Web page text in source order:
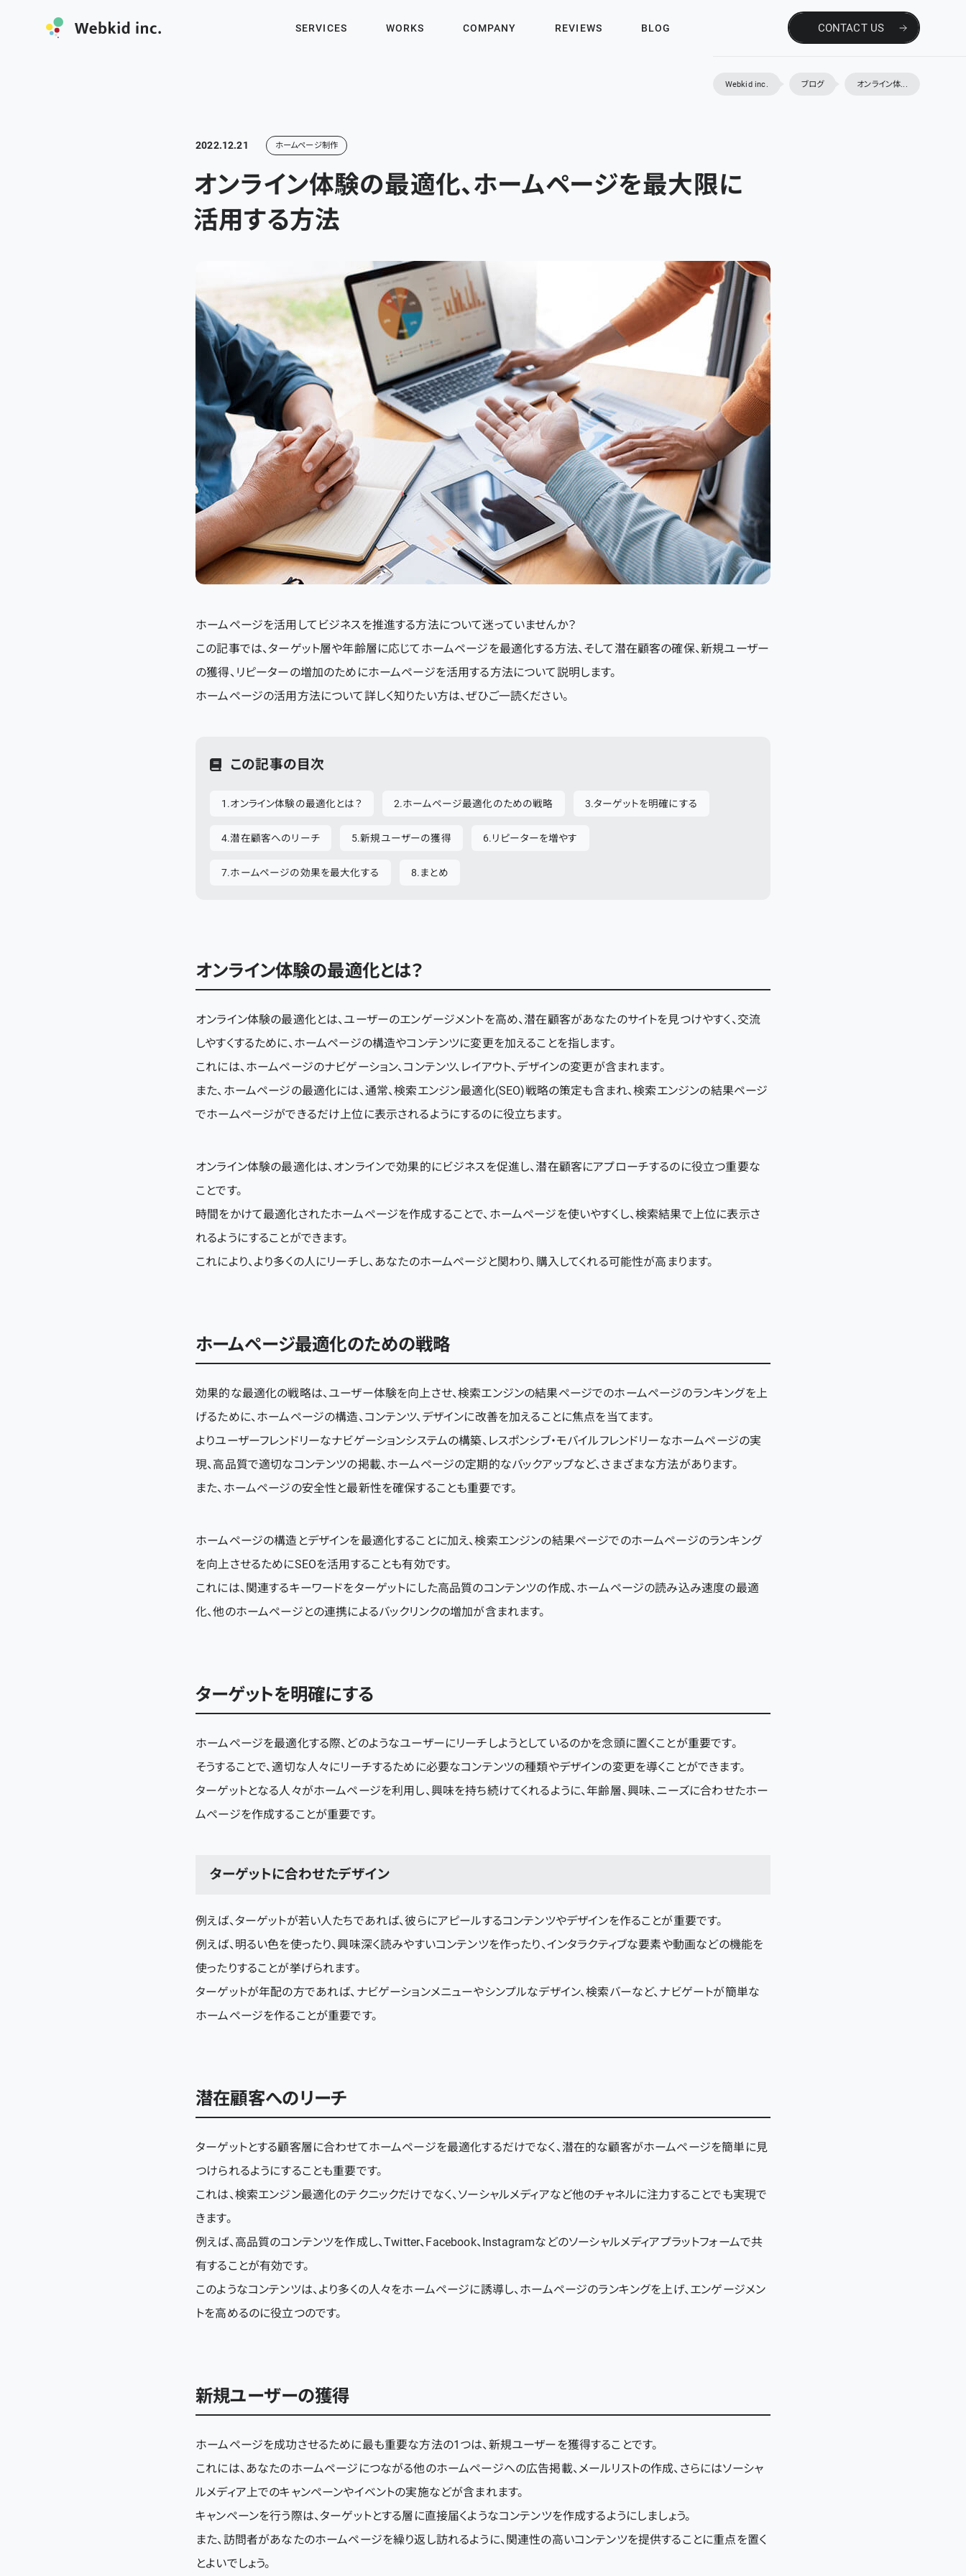
SERVICES WORKS COMPANY REVIEWS BLOG CONTACT US
Webkid inc. ブログ オンライン体...
2022.12.21 ホームページ制作
オンライン体験の最適化、ホームページを最大限に
活用する方法
ホームページを活用してビジネスを推進する方法について迷っていませんか？
この記事では、ターゲット層や年齢層に応じてホームページを最適化する方法、そして潜在顧客の確保、新規ユーザー
の獲得、リピーターの増加のためにホームページを活用する方法について説明します。
ホームページの活用方法について詳しく知りたい方は、ぜひご一読ください。
この記事の目次
オンライン体験の最適化とは？ ホームページ最適化のための戦略 ターゲットを明確にする
潜在顧客へのリーチ 新規ユーザーの獲得 リピーターを増やす
ホームページの効果を最大化する まとめ
オンライン体験の最適化とは？
オンライン体験の最適化とは、ユーザーのエンゲージメントを高め、潜在顧客があなたのサイトを見つけやすく、交流
しやすくするために、ホームページの構造やコンテンツに変更を加えることを指します。
これには、ホームページのナビゲーション、コンテンツ、レイアウト、デザインの変更が含まれます。
また、ホームページの最適化には、通常、検索エンジン最適化(SEO)戦略の策定も含まれ、検索エンジンの結果ページ
でホームページができるだけ上位に表示されるようにするのに役立ちます。
オンライン体験の最適化は、オンラインで効果的にビジネスを促進し、潜在顧客にアプローチするのに役立つ重要な
ことです。
時間をかけて最適化されたホームページを作成することで、ホームページを使いやすくし、検索結果で上位に表示さ
れるようにすることができます。
これにより、より多くの人にリーチし、あなたのホームページと関わり、購入してくれる可能性が高まります。
ホームページ最適化のための戦略
効果的な最適化の戦略は、ユーザー体験を向上させ、検索エンジンの結果ページでのホームページのランキングを上
げるために、ホームページの構造、コンテンツ、デザインに改善を加えることに焦点を当てます。
よりユーザーフレンドリーなナビゲーションシステムの構築、レスポンシブ・モバイルフレンドリーなホームページの実
現、高品質で適切なコンテンツの掲載、ホームページの定期的なバックアップなど、さまざまな方法があります。
また、ホームページの安全性と最新性を確保することも重要です。
ホームページの構造とデザインを最適化することに加え、検索エンジンの結果ページでのホームページのランキング
を向上させるためにSEOを活用することも有効です。
これには、関連するキーワードをターゲットにした高品質のコンテンツの作成、ホームページの読み込み速度の最適
化、他のホームページとの連携によるバックリンクの増加が含まれます。
ターゲットを明確にする
ホームページを最適化する際、どのようなユーザーにリーチしようとしているのかを念頭に置くことが重要です。
そうすることで、適切な人々にリーチするために必要なコンテンツの種類やデザインの変更を導くことができます。
ターゲットとなる人々がホームページを利用し、興味を持ち続けてくれるように、年齢層、興味、ニーズに合わせたホー
ムページを作成することが重要です。
ターゲットに合わせたデザイン
例えば、ターゲットが若い人たちであれば、彼らにアピールするコンテンツやデザインを作ることが重要です。
例えば、明るい色を使ったり、興味深く読みやすいコンテンツを作ったり、インタラクティブな要素や動画などの機能を
使ったりすることが挙げられます。
ターゲットが年配の方であれば、ナビゲーションメニューやシンプルなデザイン、検索バーなど、ナビゲートが簡単な
ホームページを作ることが重要です。
潜在顧客へのリーチ
ターゲットとする顧客層に合わせてホームページを最適化するだけでなく、潜在的な顧客がホームページを簡単に見
つけられるようにすることも重要です。
これは、検索エンジン最適化のテクニックだけでなく、ソーシャルメディアなど他のチャネルに注力することでも実現で
きます。
例えば、高品質のコンテンツを作成し、Twitter、Facebook、Instagramなどのソーシャルメディアプラットフォームで共
有することが有効です。
このようなコンテンツは、より多くの人々をホームページに誘導し、ホームページのランキングを上げ、エンゲージメン
トを高めるのに役立つのです。
新規ユーザーの獲得
ホームページを成功させるために最も重要な方法の1つは、新規ユーザーを獲得することです。
これには、あなたのホームページにつながる他のホームページへの広告掲載、メールリストの作成、さらにはソーシャ
ルメディア上でのキャンペーンやイベントの実施などが含まれます。
キャンペーンを行う際は、ターゲットとする層に直接届くようなコンテンツを作成するようにしましょう。
また、訪問者があなたのホームページを繰り返し訪れるように、関連性の高いコンテンツを提供することに重点を置く
とよいでしょう。